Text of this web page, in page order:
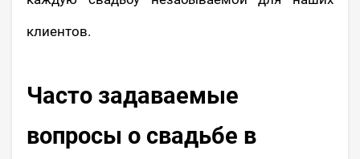
клиентов.
Часто задаваемые
вопросы о свадьбе в